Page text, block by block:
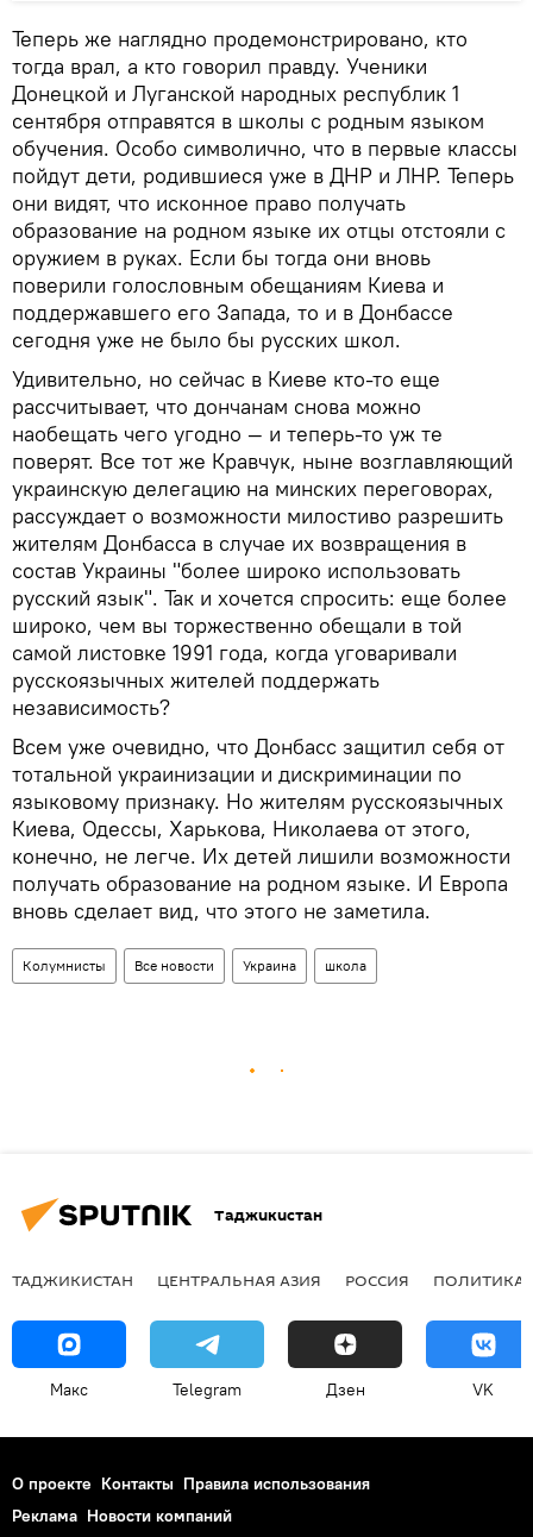
Теперь же наглядно продемонстрировано, кто
тогда врал, а кто говорил правду. Ученики
Донецкой и Луганской народных республик 1
сентября отправятся в школы с родным языком
обучения. Особо символично, что в первые классы
пойдут дети, родившиеся уже в ДНР и ЛНР. Теперь
они видят, что исконное право получать
образование на родном языке их отцы отстояли с
оружием в руках. Если бы тогда они вновь
поверили голословным обещаниям Киева и
поддержавшего его Запада, то и в Донбассе
сегодня уже не было бы русских школ.
Удивительно, но сейчас в Киеве кто-то еще
рассчитывает, что дончанам снова можно
наобещать чего угодно — и теперь-то уж те
поверят. Все тот же Кравчук, ныне возглавляющий
украинскую делегацию на минских переговорах,
рассуждает о возможности милостиво разрешить
жителям Донбасса в случае их возвращения в
состав Украины "более широко использовать
русский язык". Так и хочется спросить: еще более
широко, чем вы торжественно обещали в той
самой листовке 1991 года, когда уговаривали
русскоязычных жителей поддержать
независимость?
Всем уже очевидно, что Донбасс защитил себя от
тотальной украинизации и дискриминации по
языковому признаку. Но жителям русскоязычных
Киева, Одессы, Харькова, Николаева от этого,
конечно, не легче. Их детей лишили возможности
получать образование на родном языке. И Европа
вновь сделает вид, что этого не заметила.
Колумнисты Все новости Украина школа
Таджикистан
ТАДЖИКИСТАН ЦЕНТРАЛЬНАЯ АЗИЯ РОССИЯ ПОЛИТИКА
Макс Telegram Дзен VK
О проекте Контакты Правила использования
Реклама Новости компаний